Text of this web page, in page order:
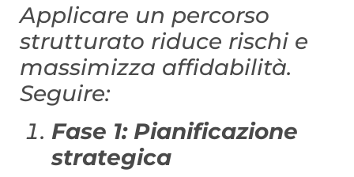
Applicare un percorso
strutturato riduce rischi e
massimizza affidabilità.
Seguire:
Fase 1: Pianificazione
strategica